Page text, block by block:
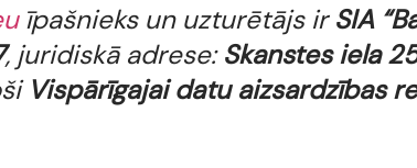
īpašnieks un uzturētājs irSIA
, juridiskā adrese:Skanstes iela
Vispārīgajai datu aizsardzības